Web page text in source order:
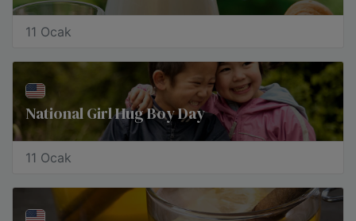
11 Ocak
National Girl Hug Boy Day
11 Ocak